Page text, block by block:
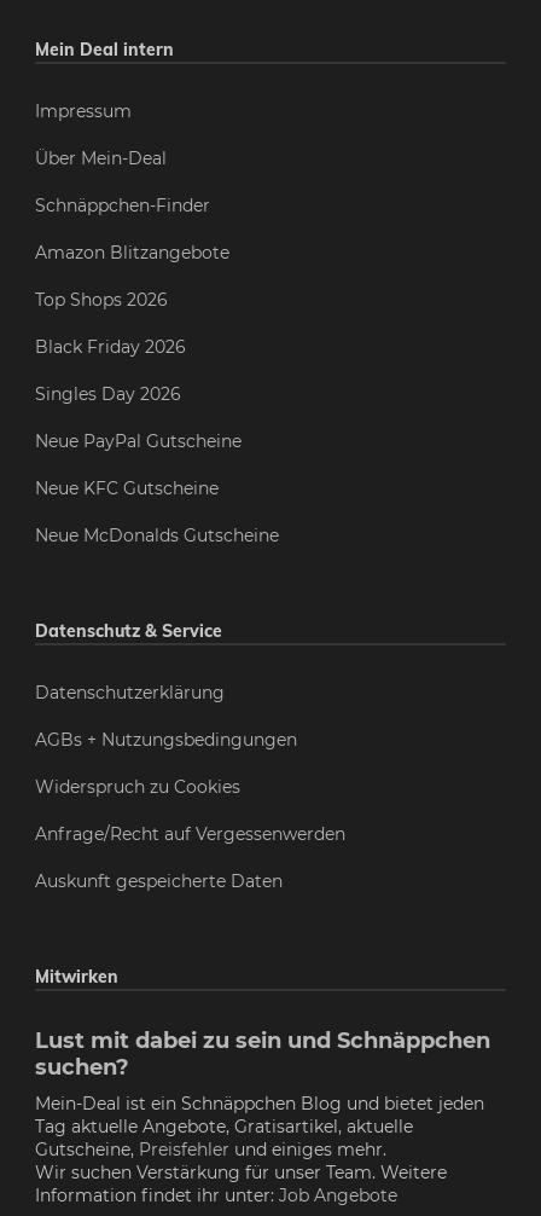
Mein Deal intern
Impressum
Über Mein-Deal
Schnäppchen-Finder
Amazon Blitzangebote
Top Shops 2026
Black Friday 2026
Singles Day 2026
Neue PayPal Gutscheine
Neue KFC Gutscheine
Neue McDonalds Gutscheine
Datenschutz & Service
Datenschutzerklärung
AGBs + Nutzungsbedingungen
Widerspruch zu Cookies
Anfrage/Recht auf Vergessenwerden
Auskunft gespeicherte Daten
Mitwirken
Lust mit dabei zu sein und Schnäppchen
suchen?
Mein-Deal ist ein Schnäppchen Blog und bietet jeden
Tag aktuelle Angebote, Gratisartikel, aktuelle
Gutscheine, Preisfehler und einiges mehr.
Wir suchen Verstärkung für unser Team. Weitere
Information findet ihr unter: Job Angebote